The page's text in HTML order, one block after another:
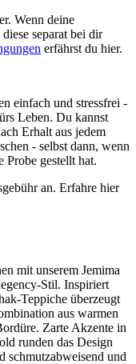
Wenn deine
separat bei dir
erfährst du hier.
einfach und stressfrei -
Leben. Du kannst
Erhalt aus jedem
- selbst dann, wenn
Probe gestellt hat.
an. Erfahre hier
mit unserem Jemima
Stil. Inspiriert
Teppiche überzeugt
aus warmen
Zarte Akzente in
runden das Design
schmutzabweisend und